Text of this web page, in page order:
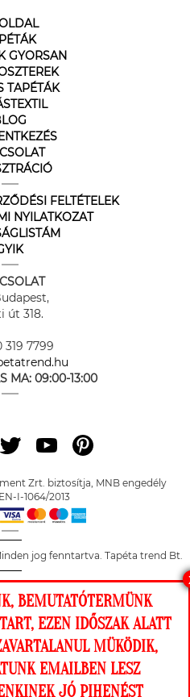
hogy a
honlapunkon.
GYORSAN
TAPÉTÁK
FELTÉTELEK
NYILATKOZAT
út 318.
319 7799
MA: 09:00-13:00
Zrt. biztosítja, MNB engedély
I-1064/2013
jog fenntartva. Tapéta trend Bt.
BEMUTATÓTERMÜNK
EZEN IDŐSZAK ALATT
MÜKÖDIK,
EMAILBEN LESZ
JÓ PIHENÉST